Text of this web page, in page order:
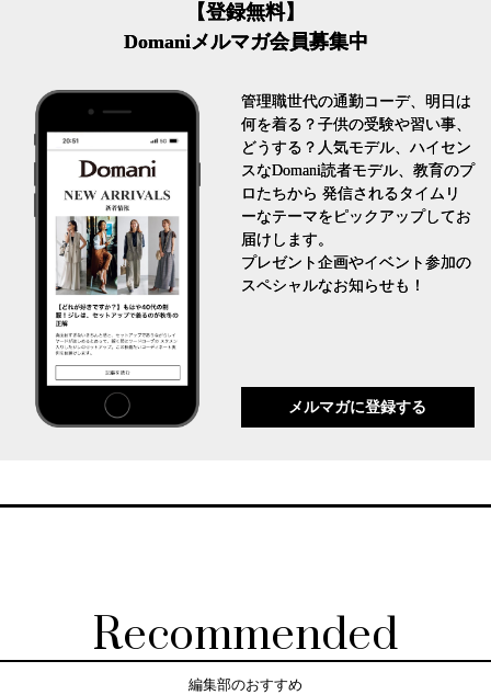
【登録無料】
Domaniメルマガ会員募集中
管理職世代の通勤コーデ、明日は
何を着る？子供の受験や習い事、
どうする？人気モデル、ハイセン
スなDomani読者モデル、教育のプ
ロたちから 発信されるタイムリ
ーなテーマをピックアップしてお
届けします。
プレゼント企画やイベント参加の
スペシャルなお知らせも！
メルマガに登録する
Recommended
編集部のおすすめ